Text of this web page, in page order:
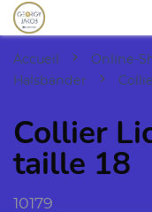
Accueil Online-
Halsbänder
Collier
taille 18
10179